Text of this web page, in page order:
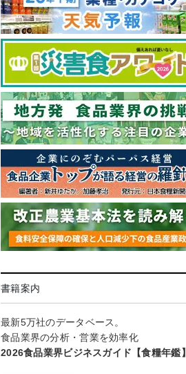
書籍案内
最新5万社のデータベース。
食品業界の分析・営業を効率化
2026食品業界ビジネスガイド【食糧年鑑】